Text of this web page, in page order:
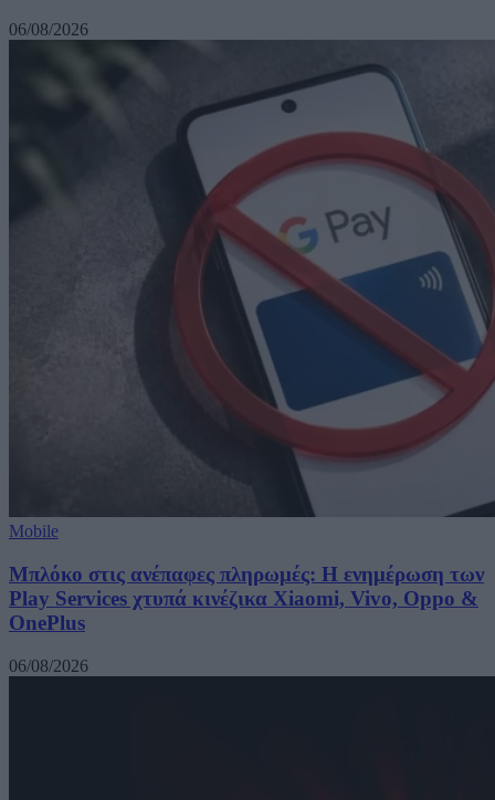
06/08/2026
Mobile
Μπλόκο στις ανέπαφες πληρωμές: Η ενημέρωση των
Play Services χτυπά κινέζικα Xiaomi, Vivo, Oppo &
OnePlus
06/08/2026